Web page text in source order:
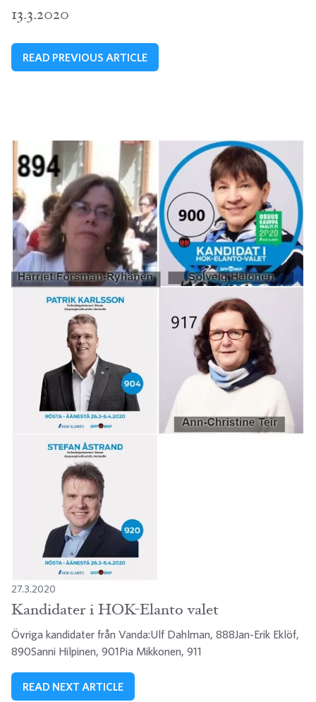
13.3.2020
READ PREVIOUS ARTICLE
27.3.2020
Kandidater i HOK-Elanto valet
Övriga kandidater från Vanda:Ulf Dahlman, 888Jan-Erik Eklöf,
890Sanni Hilpinen, 901Pia Mikkonen, 911
READ NEXT ARTICLE